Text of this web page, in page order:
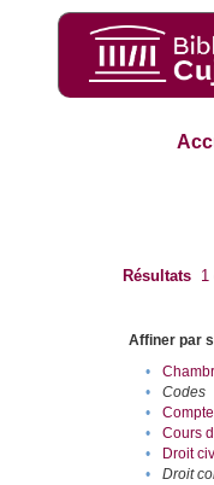
Résultats 1
Affiner par
•
•
Codes
•
•
Cours
•
Droit
•
Droit